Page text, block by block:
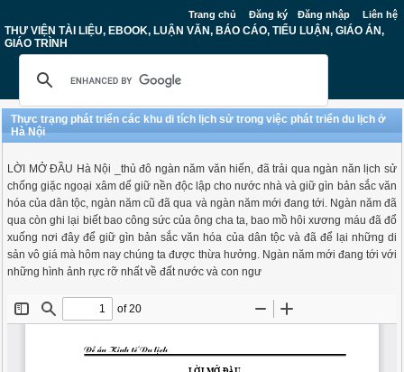
Trang chủ Đăng ký Đăng nhập Liên hệ
THƯ VIỆN TÀI LIỆU, EBOOK, LUẬN VĂN, BÁO CÁO, TIỂU LUẬN, GIÁO ÁN,
GIÁO TRÌNH
Thực trạng phát triển các khu di tích lịch sử trong việc phát triển du lịch ở
Hà Nội
LỜI MỞ ĐẦU Hà Nội _thủ đô ngàn năm văn hiến, đã trải qua ngàn năn lịch sử
chống giặc ngoại xâm dể giữ nền độc lập cho nước nhà và giữ gìn bản sắc văn
hóa của dân tộc, ngàn năm cũ đã qua và ngàn năm mới đang tới. Ngàn năm đã
qua còn ghi lại biết bao công sức của ông cha ta, bao mồ hôi xương máu đã đổ
xuống nơi đây để giữ gìn bản sắc văn hóa của dân tộc và đã để lại những di
sản vô giá mà hôm nay chúng ta được thừa hưởng. Ngàn năm mới đang tới với
những hình ảnh rực rỡ nhất về đất nước và con ngư